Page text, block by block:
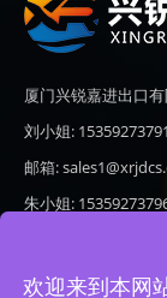
厦门兴锐嘉进出口
刘小姐:
邮箱:
朱小姐:
地址: 厦门市翔安区
欢迎来到本网